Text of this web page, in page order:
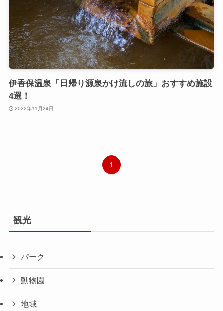
伊香保温泉「日帰り源泉かけ流しの旅」おすすめ施設
4選！
2022年11月24日
1
観光
パーク
動物園
地域